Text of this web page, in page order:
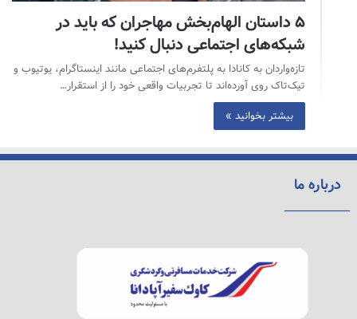
۵ داستان الهام‌بخش مهاجران که باید در
شبکه‌های اجتماعی دنبال کنید!
تازه‌واردان به کانادا به پلتفرم‌های اجتماعی مانند اینستاگرام، یوتیوب و
تیک‌تاک روی آورده‌اند تا تجربیات واقعی خود را از استقرار…
بیشتر بخوانید »
درباره ما